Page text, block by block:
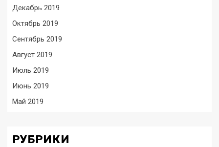
Декабрь 2019
Октябрь 2019
Сентябрь 2019
Август 2019
Июль 2019
Июнь 2019
Май 2019
РУБРИКИ